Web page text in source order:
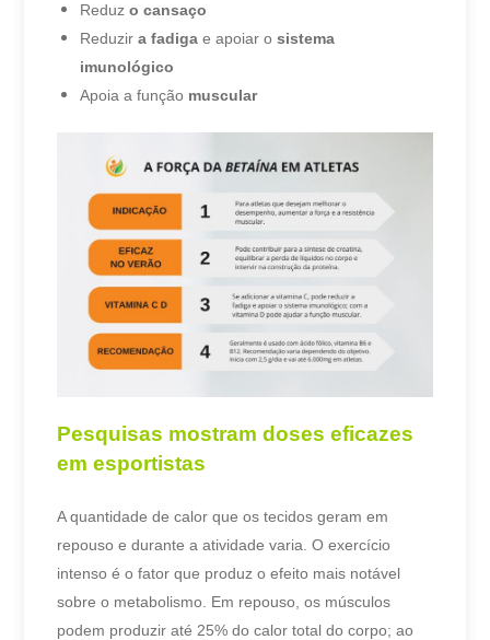
Reduzo cansaço
Reduzira fadiga e apoiar osistema
imunológico
Apoia a função muscular
Pesquisas mostram doses eficazes
em esportistas
A quantidade de calor que os tecidos geram em
repouso e durante a atividade varia. O exercício
intenso é o fator que produz o efeito mais notável
sobre o metabolismo. Em repouso, os músculos
podem produzir até 25% do calor total do corpo; ao